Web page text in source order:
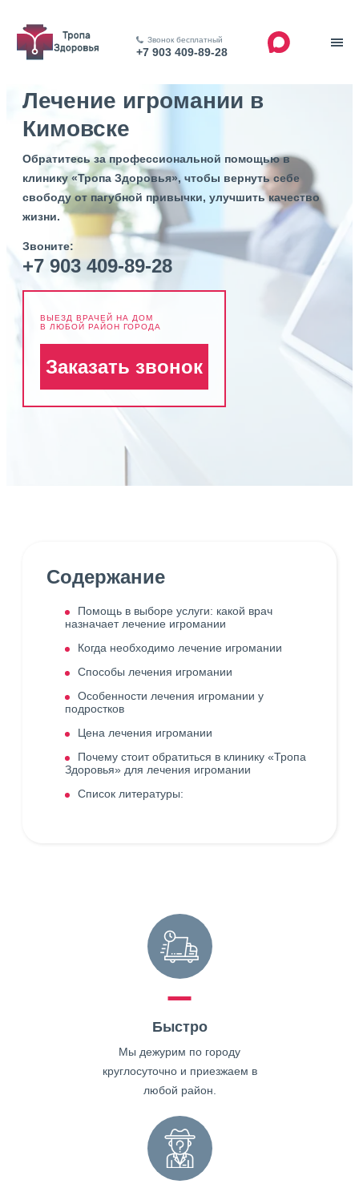
Звонок бесплатный
+7 903 409-89-28
Лечение игромании в
Кимовске
Обратитесь за профессиональной помощью в
клинику «Тропа Здоровья», чтобы вернуть себе
свободу от пагубной привычки, улучшить качество
жизни.
Звоните:
+7 903 409-89-28
ВЫЕЗД ВРАЧЕЙ НА ДОМ
В ЛЮБОЙ РАЙОН ГОРОДА
Заказать звонок
Содержание
Помощь в выборе услуги: какой врач
назначает лечение игромании
Когда необходимо лечение игромании
Способы лечения игромании
Особенности лечения игромании у
подростков
Цена лечения игромании
Почему стоит обратиться в клинику «Тропа
Здоровья» для лечения игромании
Список литературы:
Быстро
Мы дежурим по городу
круглосуточно и приезжаем в
любой район.